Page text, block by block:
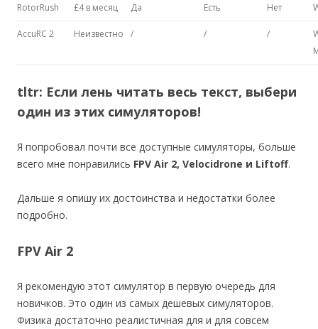
RotorRush £4 в месяц Да Есть Нет
AccuRC 2 Неизвестно / / /
tltr: Если лень читать весь текст, выбери
один из этих симуляторов!
Я попробовал почти все доступные симуляторы, больше
всего мне понравились FPV Air 2, Velocidrone и Liftoff.
Дальше я опишу их достоинства и недостатки более
подробно.
FPV Air 2
Я рекомендую этот симулятор в первую очередь для
новичков. Это один из самых дешевых симуляторов.
Физика достаточно реалистичная для и для совсем